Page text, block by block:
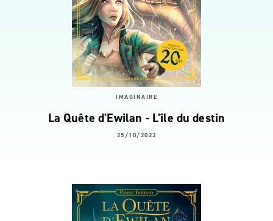
IMAGINAIRE
La Quête d'Ewilan - L'île du destin
25/10/2023